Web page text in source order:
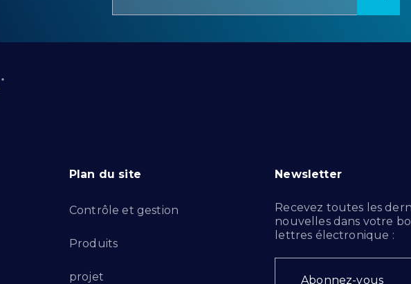
Plan du site
Contrôle et gestion
Produits
projet
Newsletter
Recevez toutes les
nouvelles dans votre
lettres électronique :
Abonnez-vous